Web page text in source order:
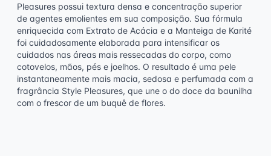
Pleasures possui textura densa e concentração superior
de agentes emolientes em sua composição. Sua fórmula
enriquecida com Extrato de Acácia e a Manteiga de Karité
foi cuidadosamente elaborada para intensificar os
cuidados nas áreas mais ressecadas do corpo, como
cotovelos, mãos, pés e joelhos. O resultado é uma pele
instantaneamente mais macia, sedosa e perfumada com a
fragrância Style Pleasures, que une o do doce da baunilha
com o frescor de um buquê de flores.